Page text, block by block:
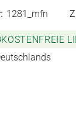
1281_mfn